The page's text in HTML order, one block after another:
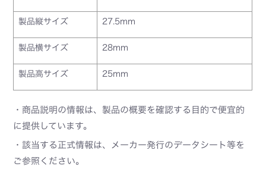
製品縦サイズ 27.5mm
製品横サイズ 28mm
製品高サイズ 25mm
・商品説明の情報は、製品の概要を確認する目的で便宜的
に提供しています。
・該当する正式情報は、メーカー発行のデータシート等を
ご参照ください。